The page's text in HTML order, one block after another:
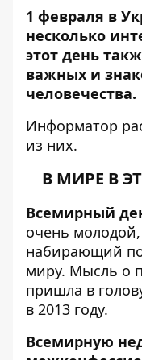
1 февраля в
несколько
этот день
важных и
человечества.
Информатор
из них.
В МИРЕ В
Всемирный
очень
набирающий
миру. Мысль о
пришла в
в 2013 году.
Всемирную